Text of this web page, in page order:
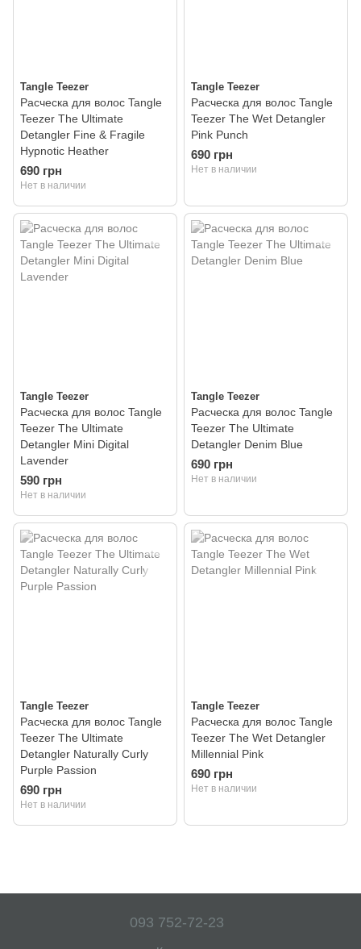
Tangle Teezer
Расческа для волос Tangle
Teezer The Ultimate
Detangler Fine & Fragile
Hypnotic Heather
690 грн
Нет в наличии
Tangle Teezer
Расческа для волос Tangle
Teezer The Wet Detangler
Pink Punch
690 грн
Нет в наличии
Tangle Teezer
Расческа для волос Tangle
Teezer The Ultimate
Detangler Mini Digital
Lavender
590 грн
Нет в наличии
Tangle Teezer
Расческа для волос Tangle
Teezer The Ultimate
Detangler Denim Blue
690 грн
Нет в наличии
Tangle Teezer
Расческа для волос Tangle
Teezer The Ultimate
Detangler Naturally Curly
Purple Passion
690 грн
Нет в наличии
Tangle Teezer
Расческа для волос Tangle
Teezer The Wet Detangler
Millennial Pink
690 грн
Нет в наличии
093 752-72-23